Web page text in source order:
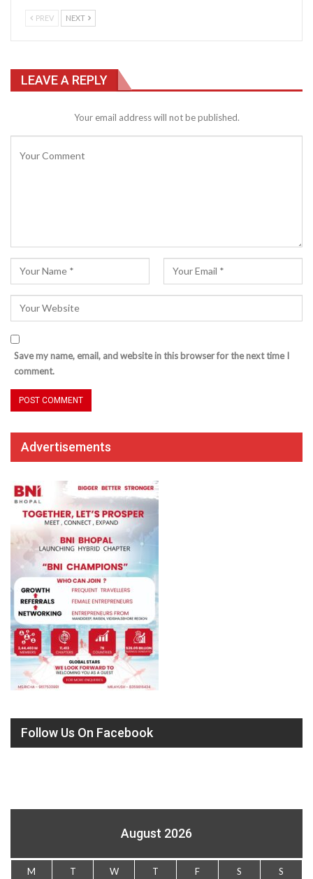
PREV NEXT
LEAVE A REPLY
Your email address will not be published.
Save my name, email, and website in this browser for the next time I
comment.
Advertisements
Follow Us On Facebook
August 2026
M T W T F S S